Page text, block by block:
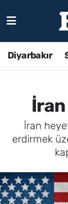
Diyarbakır
İran
erdirmek